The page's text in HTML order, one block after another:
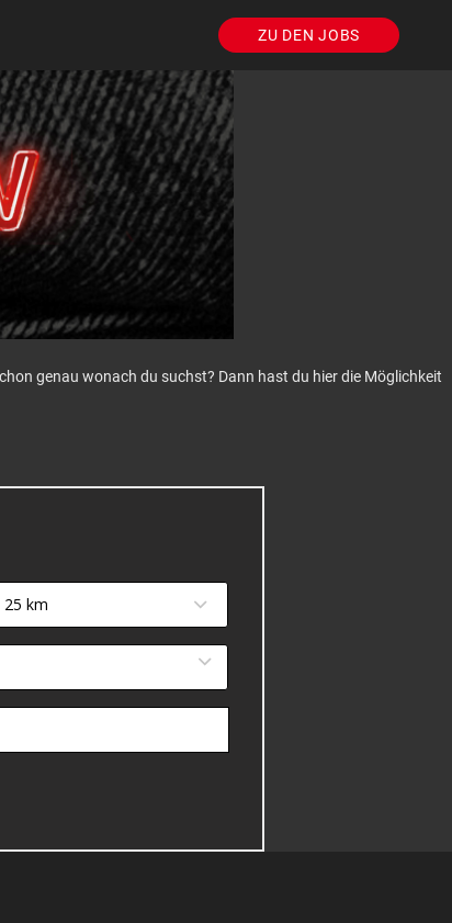
ZU DEN JOBS
genau wonach du suchst? Dann hast du hier die Möglichkeit
25 km